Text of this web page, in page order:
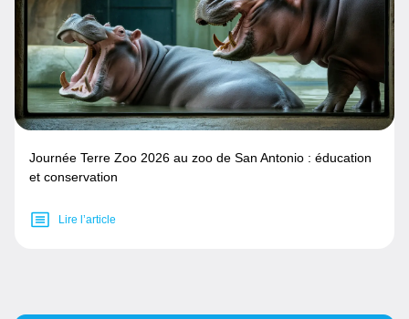
Journée Terre Zoo 2026 au zoo de San Antonio : éducation
et conservation
Lire l’article